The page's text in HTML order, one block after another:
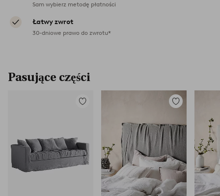
Sam wybierz metodę płatności
Łatwy zwrot
30-dniowe prawo do zwrotu*
Pasujące części
Dodaj
Dodaj